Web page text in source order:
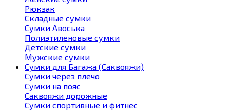
Рюкзак
Складные сумки
Сумки Авоська
Полиэтиленовые сумки
Детские сумки
Мужские сумки
Сумки для Багажа (Саквояжи)
Сумки через плечо
Сумки на пояс
Саквояжи дорожные
Сумки спортивные и фитнес